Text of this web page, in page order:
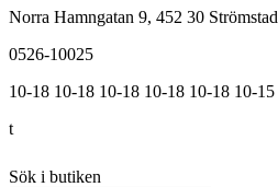
Norra Hamngatan 9, 452 30 Strömstad
0526-10025
10-18 10-18 10-18 10-18 10-18 10-15
t
Sök i butiken